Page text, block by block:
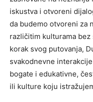
iskustva i otvoreni
da budemo otvoreni za
različitim kulturama
korak svog putovanja,
svakodnevne
bogate i edukativne,
ili kulture koju